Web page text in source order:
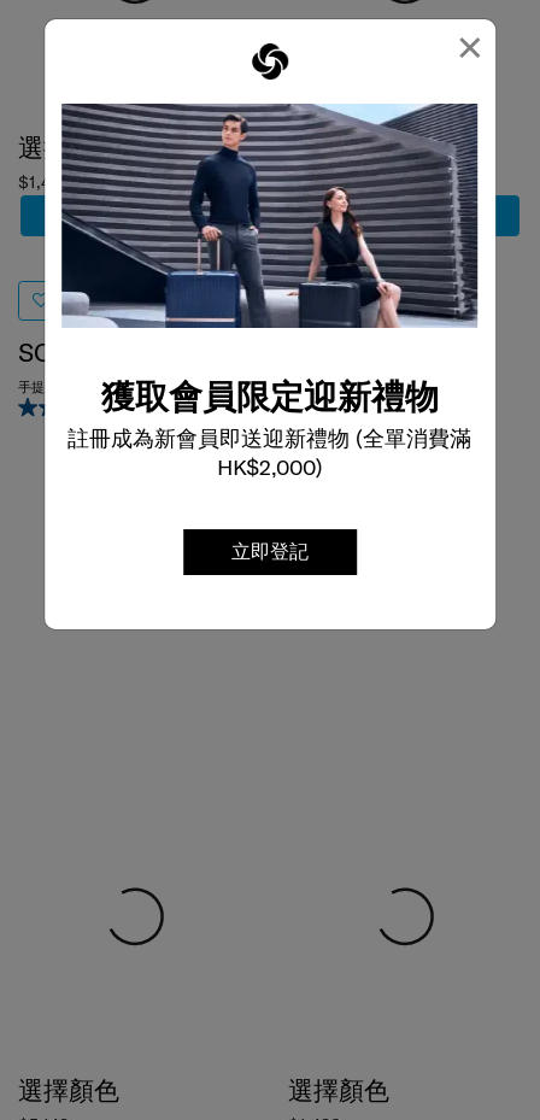
×
獲取會員限定迎新禮物
註冊成為新會員即送迎新禮物 (全單消費滿
HK$2,000)
立即登記
選擇顏色
$1,400
加到購物車
SOMERVIL
手提袋
3.0 (1)
選擇顏色
$1,680
加到購物車
BE-HER
0.0 (0)
$5,148
$1,480